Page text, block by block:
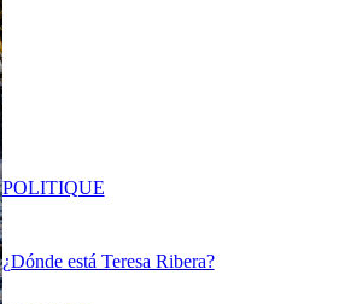
¿Dónde está Teresa Ribera?
POLITIQUE